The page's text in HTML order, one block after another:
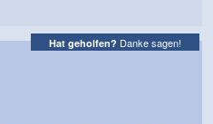
Hat geholfen? Danke sagen!